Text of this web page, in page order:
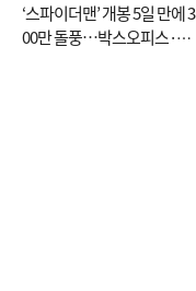
‘스파이더맨’ 개봉 5일 만에 3
00만 돌풍…박스오피스·예